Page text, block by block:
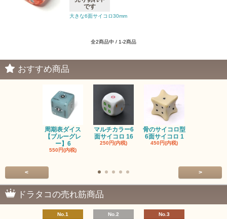
です
大きな6面サイコロ30mm
全2商品中 / 1-2商品
おすすめ商品
周期表ダイス
【ブルーグレ
ー】6
550円(内税)
マルチカラー6
面サイコロ 16
250円(内税)
骨のサイコロ型
6面サイコロ 1
450円(内税)
< >
ドラタコの売れ筋商品
No.1 No.2 No.3